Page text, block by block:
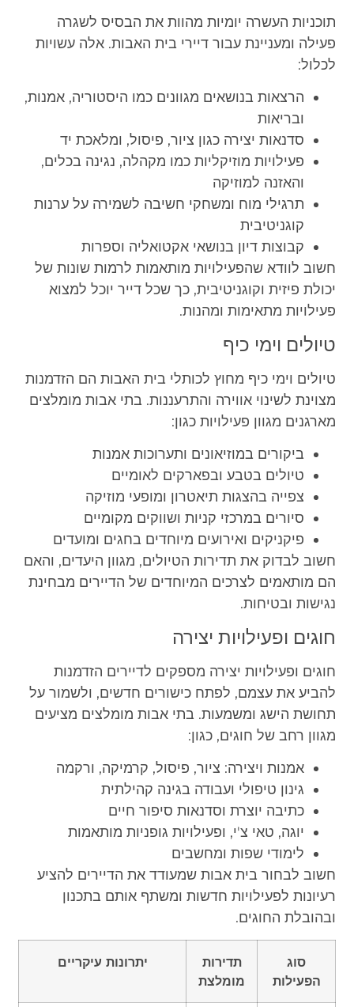
תוכניות העשרה יומיות מהוות את הבסיס לשגרה
פעילה ומעניינת עבור דיירי בית האבות. אלה עשויות
לכלול:
הרצאות בנושאים מגוונים כמו היסטוריה, אמנות,
ובריאות
סדנאות יצירה כגון ציור, פיסול, ומלאכת יד
פעילויות מוזיקליות כמו מקהלה, נגינה בכלים,
והאזנה למוזיקה
תרגילי מוח ומשחקי חשיבה לשמירה על ערנות
קוגניטיבית
קבוצות דיון בנושאי אקטואליה וספרות
חשוב לוודא שהפעילויות מותאמות לרמות שונות של
יכולת פיזית וקוגניטיבית, כך שכל דייר יוכל למצוא
פעילויות מתאימות ומהנות.
טיולים וימי כיף
טיולים וימי כיף מחוץ לכותלי בית האבות הם הזדמנות
מצוינת לשינוי אווירה והתרעננות. בתי אבות מומלצים
מארגנים מגוון פעילויות כגון:
ביקורים במוזיאונים ותערוכות אמנות
טיולים בטבע ובפארקים לאומיים
צפייה בהצגות תיאטרון ומופעי מוזיקה
סיורים במרכזי קניות ושווקים מקומיים
פיקניקים ואירועים מיוחדים בחגים ומועדים
חשוב לבדוק את תדירות הטיולים, מגוון היעדים, והאם
הם מותאמים לצרכים המיוחדים של הדיירים מבחינת
נגישות ובטיחות.
חוגים ופעילויות יצירה
חוגים ופעילויות יצירה מספקים לדיירים הזדמנות
להביע את עצמם, לפתח כישורים חדשים, ולשמור על
תחושת הישג ומשמעות. בתי אבות מומלצים מציעים
מגוון רחב של חוגים, כגון:
אמנות ויצירה: ציור, פיסול, קרמיקה, ורקמה
גינון טיפולי ועבודה בגינה קהילתית
כתיבה יוצרת וסדנאות סיפור חיים
יוגה, טאי צ'י, ופעילויות גופניות מותאמות
לימודי שפות ומחשבים
חשוב לבחור בית אבות שמעודד את הדיירים להציע
רעיונות לפעילויות חדשות ומשתף אותם בתכנון
ובהובלת החוגים.
סוג
הפעילות
תדירות
מומלצת
יתרונות עיקריים